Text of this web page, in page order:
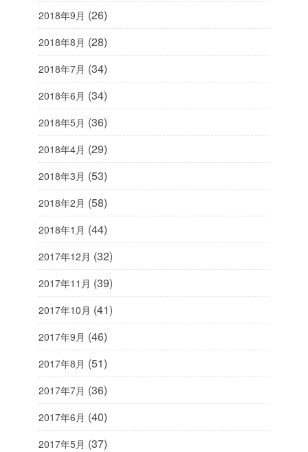
2018年9月 (26)
2018年8月 (28)
2018年7月 (34)
2018年6月 (34)
2018年5月 (36)
2018年4月 (29)
2018年3月 (53)
2018年2月 (58)
2018年1月 (44)
2017年12月 (32)
2017年11月 (39)
2017年10月 (41)
2017年9月 (46)
2017年8月 (51)
2017年7月 (36)
2017年6月 (40)
2017年5月 (37)